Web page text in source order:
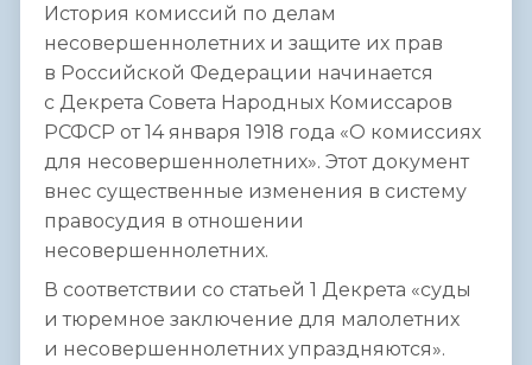
История комиссий по делам
несовершеннолетних и защите их прав
в Российской Федерации начинается
с Декрета Совета Народных Комиссаров
РСФСР от 14 января 1918 года «О комиссиях
для несовершеннолетних». Этот документ
внес существенные изменения в систему
правосудия в отношении
несовершеннолетних.
В соответствии со статьей 1 Декрета «суды
и тюремное заключение для малолетних
и несовершеннолетних упраздняются».